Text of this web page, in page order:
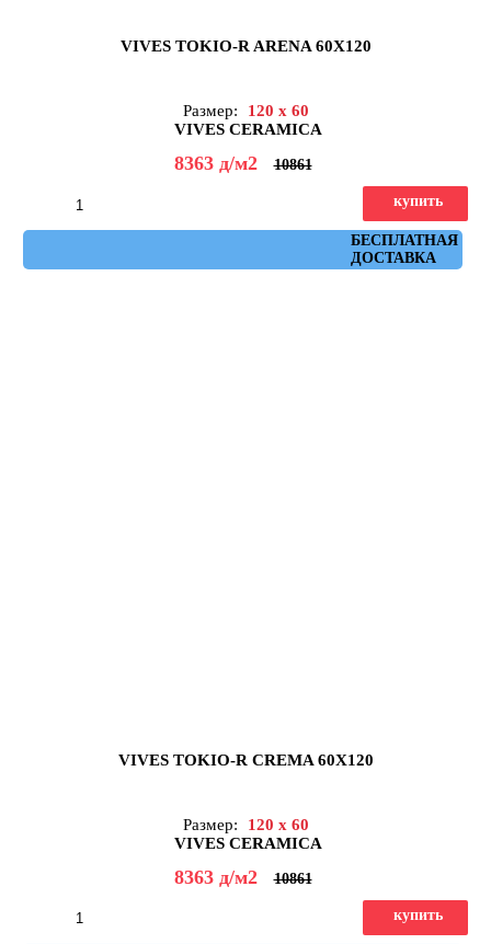
VIVES TOKIO-R ARENA 60X120
Размер:
120 x 60
VIVES CERAMICA
8363 д/м2 10861
БЕСПЛАТНАЯ
ДОСТАВКА
купить
VIVES TOKIO-R CREMA 60X120
Размер:
120 x 60
VIVES CERAMICA
8363 д/м2 10861
купить